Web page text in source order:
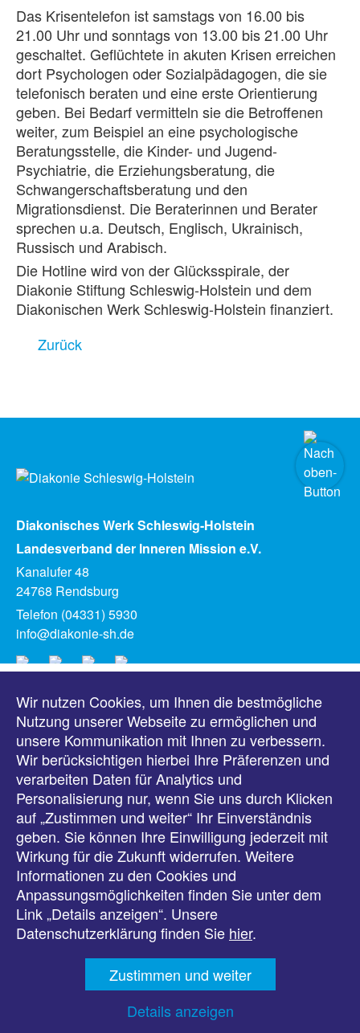
Das Krisentelefon ist samstags von 16.00 bis
21.00 Uhr und sonntags von 13.00 bis 21.00 Uhr
geschaltet. Geflüchtete in akuten Krisen erreichen
dort Psychologen oder Sozialpädagogen, die sie
telefonisch beraten und eine erste Orientierung
geben. Bei Bedarf vermitteln sie die Betroffenen
weiter, zum Beispiel an eine psychologische
Beratungsstelle, die Kinder- und Jugend-
Psychiatrie, die Erziehungsberatung, die
Schwangerschaftsberatung und den
Migrationsdienst. Die Beraterinnen und Berater
sprechen u.a. Deutsch, Englisch, Ukrainisch,
Russisch und Arabisch.
Die Hotline wird von der Glücksspirale, der
Diakonie Stiftung Schleswig-Holstein und dem
Diakonischen Werk Schleswig-Holstein finanziert.
Zurück
Diakonisches Werk Schleswig-Holstein
Landesverband der Inneren Mission e.V.
Kanalufer 48
24768 Rendsburg
Telefon (04331) 5930
info@diakonie-sh.de
Meldungen
Veranstaltungen
Downloads
Presse
Karriere
Kontakt
Datenschutz
Wir nutzen Cookies, um Ihnen die bestmögliche
Nutzung unserer Webseite zu ermöglichen und
unsere Kommunikation mit Ihnen zu verbessern.
Wir berücksichtigen hierbei Ihre Präferenzen und
verarbeiten Daten für Analytics und
Personalisierung nur, wenn Sie uns durch Klicken
auf „Zustimmen und weiter“ Ihr Einverständnis
geben. Sie können Ihre Einwilligung jederzeit mit
Wirkung für die Zukunft widerrufen. Weitere
Informationen zu den Cookies und
Anpassungsmöglichkeiten finden Sie unter dem
Link „Details anzeigen“. Unsere
Datenschutzerklärung finden Sie hier.
Zustimmen und weiter
Details anzeigen